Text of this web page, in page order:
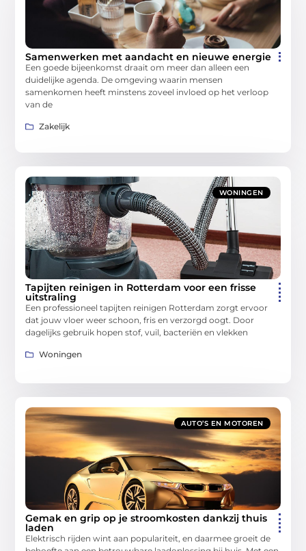
Samenwerken met aandacht en nieuwe energie
Een goede bijeenkomst draait om meer dan alleen een
duidelijke agenda. De omgeving waarin mensen
samenkomen heeft minstens zoveel invloed op het verloop
van de
Zakelijk
WONINGEN
Tapijten reinigen in Rotterdam voor een frisse
uitstraling
Een professioneel tapijten reinigen Rotterdam zorgt ervoor
dat jouw vloer weer schoon, fris en verzorgd oogt. Door
dagelijks gebruik hopen stof, vuil, bacteriën en vlekken
Woningen
AUTO’S EN MOTOREN
Gemak en grip op je stroomkosten dankzij thuis
laden
Elektrisch rijden wint aan populariteit, en daarmee groeit de